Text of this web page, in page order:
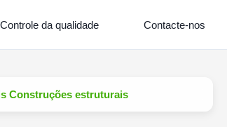
Controle da qualidade Contacte-nos
Construções estruturais